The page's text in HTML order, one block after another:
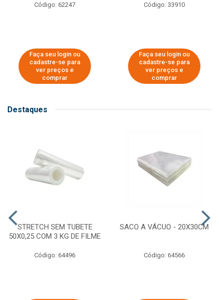
Código: 62247
Faça seu login ou
cadastre-se para
ver preços e
comprar
Código: 33910
Faça seu login ou
cadastre-se para
ver preços e
comprar
Destaques
STRETCH SEM TUBETE
50X0,25 COM 3 KG DE FILME
Código: 64496
SACO A VÁCUO - 20X30CM
Código: 64566